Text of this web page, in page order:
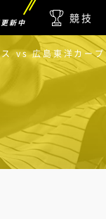
新中 競技
ス vs 広島東洋カープ